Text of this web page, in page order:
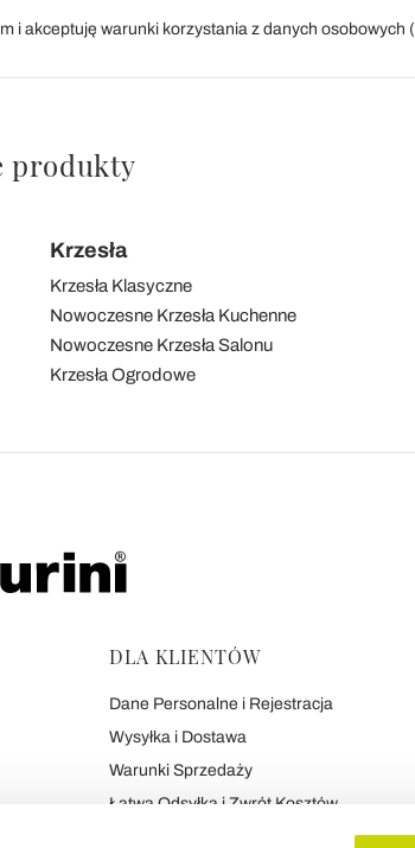
i akceptuję warunki korzystania z danych osobowych (
produkty
Krzesła
Krzesła Klasyczne
Nowoczesne Krzesła Kuchenne
Nowoczesne Krzesła Salonu
Krzesła Ogrodowe
DLA KLIENTÓW
Dane Personalne i Rejestracja
Wysyłka i Dostawa
Warunki Sprzedaży
Łatwa Odsyłka i Zwrót Kosztów
Bezpieczne Płatności i Gwarancja